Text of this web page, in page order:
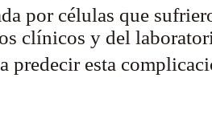
por células que
clínicos y del
predecir esta